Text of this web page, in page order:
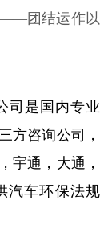
——团结运作以
司是国内专业
方咨询公司，
宇通，大通，
汽车环保法规